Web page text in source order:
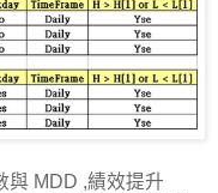
與 MDD ,績效提升